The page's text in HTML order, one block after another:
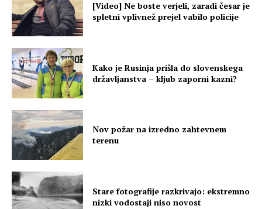
[Video] Ne boste verjeli, zaradi česar je
spletni vplivnež prejel vabilo policije
Kako je Rusinja prišla do slovenskega
državljanstva – kljub zaporni kazni?
Nov požar na izredno zahtevnem
terenu
Stare fotografije razkrivajo: ekstremno
nizki vodostaji niso novost